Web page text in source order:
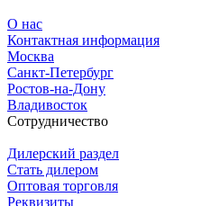
О нас
Контактная информация
Москва
Санкт-Петербург
Ростов-на-Дону
Владивосток
Сотрудничество
Дилерский раздел
Стать дилером
Оптовая торговля
Реквизиты